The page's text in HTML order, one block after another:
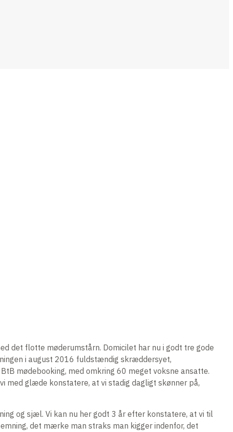
det flotte møderumstårn. Domicilet har nu i godt tre gode
i august 2016 fuldstændig skræddersyet,
mødebooking, med omkring 60 meget voksne ansatte.
med glæde konstatere, at vi stadig dagligt skønner på,
og sjæl. Vi kan nu her godt 3 år efter konstatere, at vi til
det mærke man straks man kigger indenfor, det